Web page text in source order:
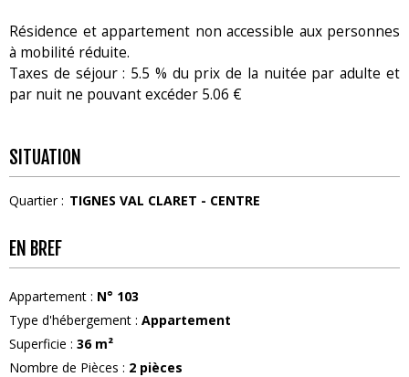
Résidence et appartement non accessible aux personnes
à mobilité réduite.
Taxes de séjour : 5.5 % du prix de la nuitée par adulte et
par nuit ne pouvant excéder 5.06 €
SITUATION
Quartier : TIGNES VAL CLARET - CENTRE
EN BREF
Appartement : N° 103
Type d'hébergement : Appartement
Superficie : 36 m²
Nombre de Pièces : 2 pièces